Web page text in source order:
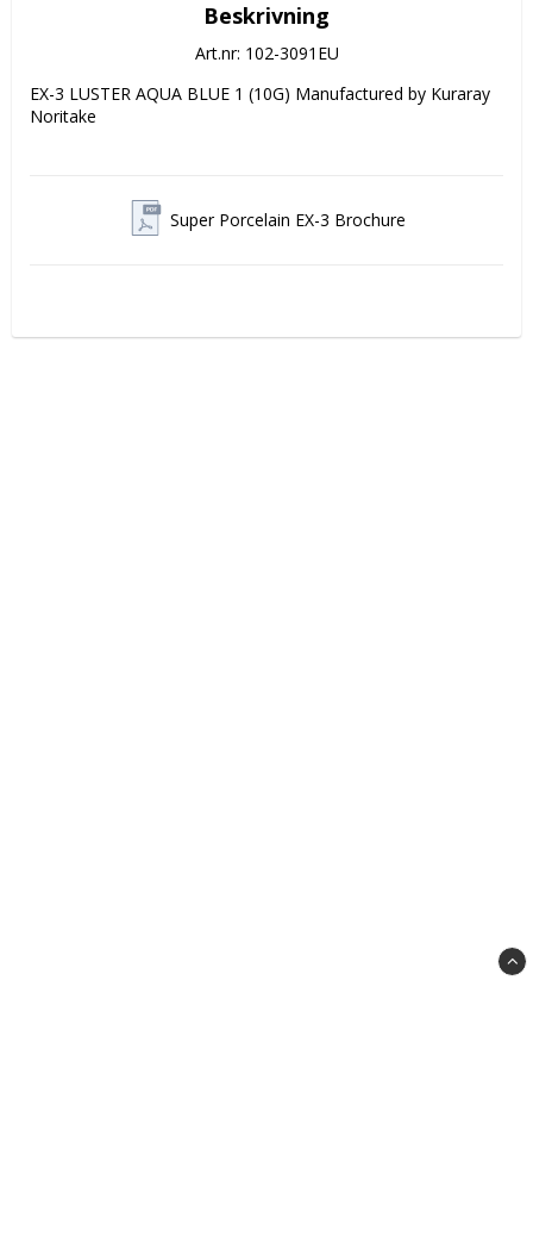
Beskrivning
Art.nr: 102-3091EU
EX-3 LUSTER AQUA BLUE 1 (10G) Manufactured by Kuraray
Noritake
Super Porcelain EX-3 Brochure